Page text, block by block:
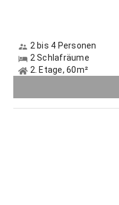
Liegewiese lädt groß und
ein.
Im WINTER heißt es
für unsere Hausgäste
(zwei Anfängerlifte, ein
SnowTube - ein ganz
2 bis 4 Personen
2 Schlafräume
2. Etage, 60m²